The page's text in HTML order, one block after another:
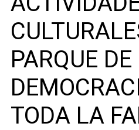
PARQUE
TODA LA